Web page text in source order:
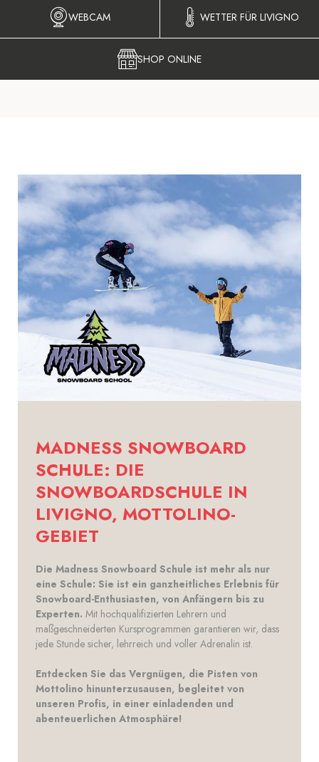
WEBCAM WETTER FÜR LIVIGNO
SHOP ONLINE
MADNESS SNOWBOARD
SCHULE: DIE
SNOWBOARDSCHULE IN
LIVIGNO, MOTTOLINO-
GEBIET
Die Madness Snowboard Schule ist mehr als nur
eine Schule: Sie ist ein ganzheitliches Erlebnis für
Snowboard-Enthusiasten, von Anfängern bis zu
Experten. Mit hochqualifizierten Lehrern und
maßgeschneiderten Kursprogrammen garantieren wir, dass
jede Stunde sicher, lehrreich und voller Adrenalin ist.
Entdecken Sie das Vergnügen, die Pisten von
Mottolino hinunterzusausen, begleitet von
unseren Profis, in einer einladenden und
abenteuerlichen Atmosphäre!